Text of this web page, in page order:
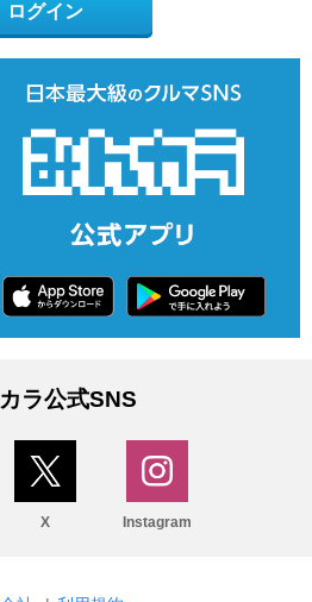
ログイン
ラ公式SNS
X Instagram